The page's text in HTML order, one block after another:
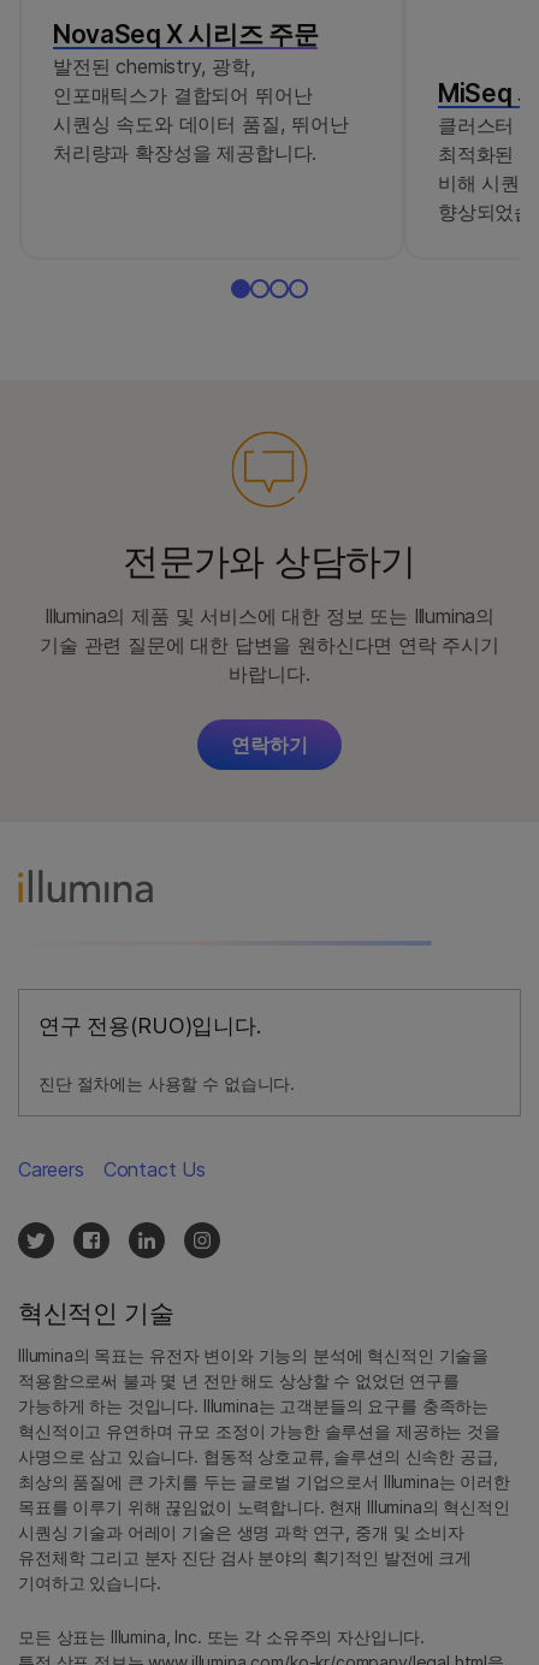
NovaSeq X 시리즈 주문
발전된 chemistry, 광학,
인포매틱스가 결합되어 뛰어난
시퀀싱 속도와 데이터 품질, 뛰어난
처리량과 확장성을 제공합니다.
MiSeq
클러스터
최적화된
비해 시퀀
향상되었습
전문가와 상담하기
Illumina의 제품 및 서비스에 대한 정보 또는 Illumina의
기술 관련 질문에 대한 답변을 원하신다면 연락 주시기
바랍니다.
연락하기
연구 전용(RUO)입니다.
진단 절차에는 사용할 수 없습니다.
혁신적인 기술
Illumina의 목표는 유전자 변이와 기능의 분석에 혁신적인 기술을
적용함으로써 불과 몇 년 전만 해도 상상할 수 없었던 연구를
가능하게 하는 것입니다. Illumina는 고객분들의 요구를 충족하는
혁신적이고 유연하며 규모 조정이 가능한 솔루션을 제공하는 것을
사명으로 삼고 있습니다. 협동적 상호교류, 솔루션의 신속한 공급,
최상의 품질에 큰 가치를 두는 글로벌 기업으로서 Illumina는 이러한
목표를 이루기 위해 끊임없이 노력합니다. 현재 Illumina의 혁신적인
시퀀싱 기술과 어레이 기술은 생명 과학 연구, 중개 및 소비자
유전체학 그리고 분자 진단 검사 분야의 획기적인 발전에 크게
기여하고 있습니다.
모든 상표는 Illumina, Inc. 또는 각 소유주의 자산입니다.
Careers Contact Us